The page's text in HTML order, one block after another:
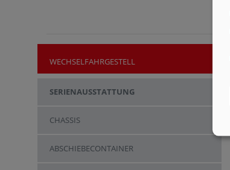
WECHSELFAHRGESTELL
SERIENAUSSTATTUNG
CHASSIS
ABSCHIEBECONTAINER